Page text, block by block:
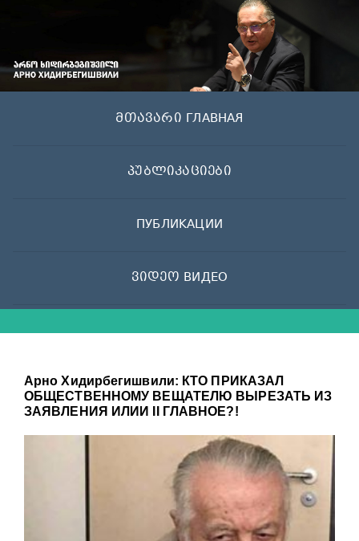
მთავარი ГЛАВНАЯ
პუბლიკაციები
ПУБЛИКАЦИИ
ვიდეო ВИДЕО
Арно Хидирбегишвили: КТО ПРИКАЗАЛ
ОБЩЕСТВЕННОМУ ВЕЩАТЕЛЮ ВЫРЕЗАТЬ ИЗ
ЗАЯВЛЕНИЯ ИЛИИ II ГЛАВНОЕ?!